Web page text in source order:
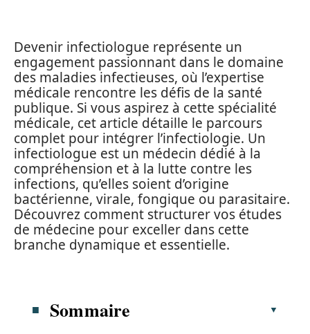
Devenir infectiologue représente un
engagement passionnant dans le domaine
des maladies infectieuses, où l’expertise
médicale rencontre les défis de la santé
publique. Si vous aspirez à cette spécialité
médicale, cet article détaille le parcours
complet pour intégrer l’infectiologie. Un
infectiologue est un médecin dédié à la
compréhension et à la lutte contre les
infections, qu’elles soient d’origine
bactérienne, virale, fongique ou parasitaire.
Découvrez comment structurer vos études
de médecine pour exceller dans cette
branche dynamique et essentielle.
Sommaire